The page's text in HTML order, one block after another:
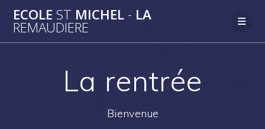
au
ECOLE ST MICHEL - LA
REMAUDIERE
La rentrée
Bienvenue